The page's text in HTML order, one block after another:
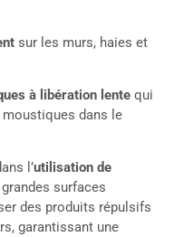
sur les murs, haies et
à libération lente qui
dans le
l’utilisation de
surfaces
des produits répulsifs
garantissant une